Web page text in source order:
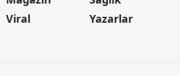
Viral
Yazarlar